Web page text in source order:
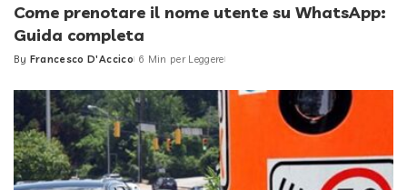
Come prenotare il nome utente su WhatsApp:
Guida completa
Posted
By Francesco D'Accico 6 Min per Leggere